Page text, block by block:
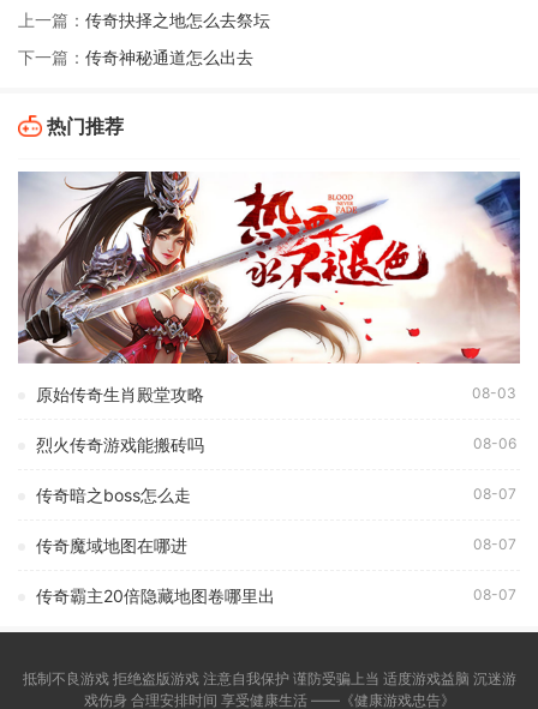
上一篇： 传奇抉择之地怎么去祭坛
下一篇： 传奇神秘通道怎么出去
热门推荐
原始传奇生肖殿堂攻略 08-03
烈火传奇游戏能搬砖吗 08-06
传奇暗之boss怎么走 08-07
传奇魔域地图在哪进 08-07
传奇霸主20倍隐藏地图卷哪里出 08-07
抵制不良游戏 拒绝盗版游戏 注意自我保护 谨防受骗上当 适度游戏益脑 沉迷游
戏伤身 合理安排时间 享受健康生活 ——《健康游戏忠告》